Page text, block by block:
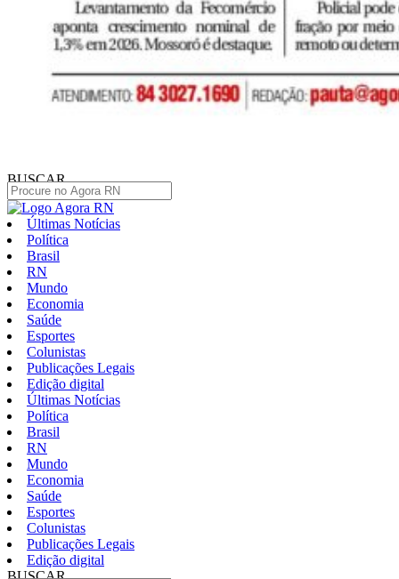
BUSCAR
Últimas Notícias
Política
Brasil
RN
Mundo
Economia
Saúde
Esportes
Colunistas
Publicações Legais
Edição digital
Últimas Notícias
Política
Brasil
RN
Mundo
Economia
Saúde
Esportes
Colunistas
Publicações Legais
Edição digital
BUSCAR